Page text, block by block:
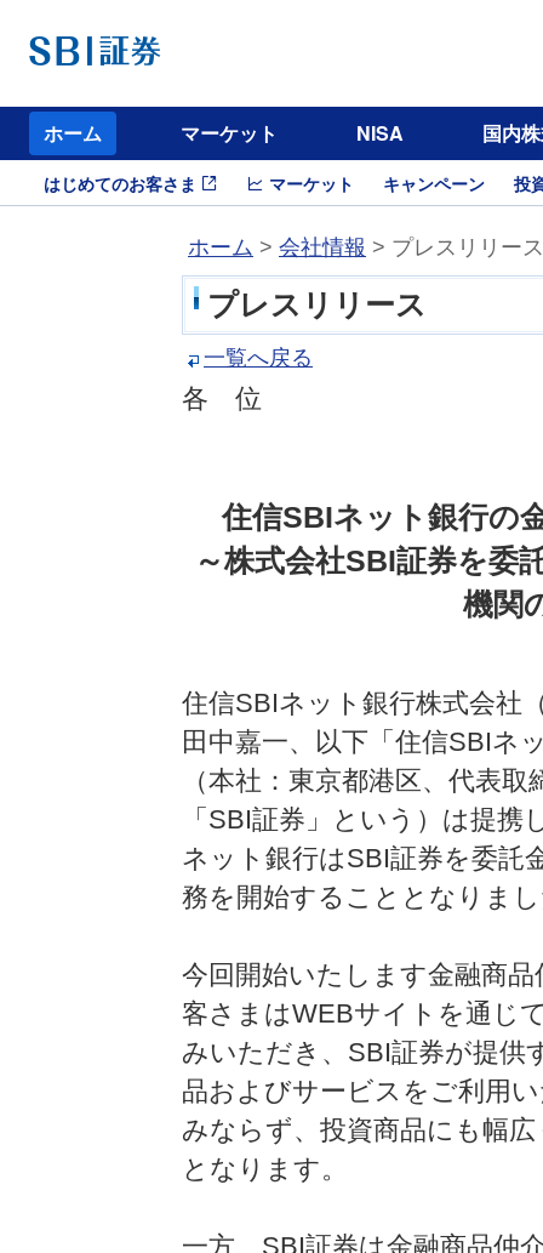
ホーム マーケット NISA 国内
はじめてのお客さま マーケット キャンペーン 投
ホーム > 会社情報 > プレスリリース
プレスリリース
一覧へ戻る
各 位
住信SBIネット銀行の
～株式会社SBI証券を委
機関
住信SBIネット銀行株式会社
田中嘉一、以下「住信SBIネ
（本社：東京都港区、代表
「SBI証券」という）は提
ネット銀行はSBI証券を委託
務を開始することとなりま
今回開始いたします金融商
客さまはWEBサイトを通じ
みいただき、SBI証券が提供
品およびサービスをご利用
みならず、投資商品にも幅
となります。
一方、SBI証券は金融商品仲